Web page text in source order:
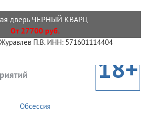
дверь ЧЕРНЫЙ КВАРЦ
От 27700 руб.
П.В. ИНН: 571601114404
18+
Обсессия